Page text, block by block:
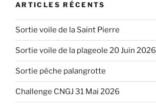
ARTICLES RÉCENTS
Sortie voile de la Saint Pierre
Sortie voile de la plageole 20 Juin 2026
Sortie pêche palangrotte
Challenge CNGJ 31 Mai 2026